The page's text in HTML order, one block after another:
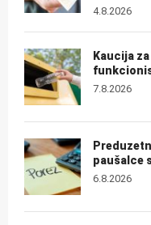
4.8.2026
Kaucija
7.8.2026
paušalce
6.8.2026